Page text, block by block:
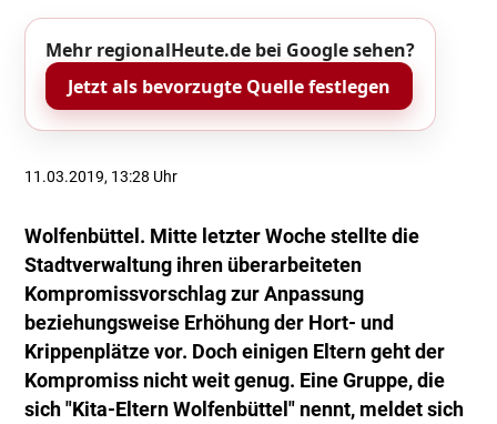
Mehr regionalHeute.de bei Google sehen?
Jetzt als bevorzugte Quelle festlegen
11.03.2019, 13:28 Uhr
Wolfenbüttel. Mitte letzter Woche stellte die
Stadtverwaltung ihren überarbeiteten
Kompromissvorschlag zur Anpassung
beziehungsweise Erhöhung der Hort- und
Krippenplätze vor. Doch einigen Eltern geht der
Kompromiss nicht weit genug. Eine Gruppe, die
sich "Kita-Eltern Wolfenbüttel" nennt, meldet sich